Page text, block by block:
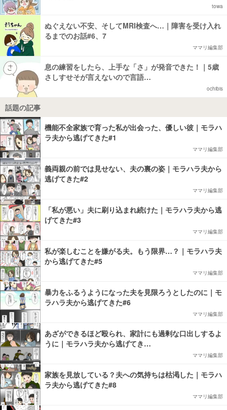
towa
ぬぐえない不安、そしてMRI検査へ…｜障害を受け入れ
るまでのお話#6、7
ママリ編集部
息の練習をしたら、上手な「さ」が発音できた！｜5歳
さしすせそが言えないので言語…
ochibis
話題の記事
機能不全家族で育った私が出会った、優しい彼｜モラハ
ラ夫から逃げてきた#1
ママリ編集部
義両親の前では見せない、夫の裏の姿｜モラハラ夫から
逃げてきた#2
ママリ編集部
「私が悪い」夫に刷り込まれ続けた｜モラハラ夫から逃
げてきた#3
ママリ編集部
私が楽しむことを嫌がる夫。もう限界…？｜モラハラ夫
から逃げてきた#5
ママリ編集部
暴力をふるうようになった夫を見限ろうとしたのに｜モ
ラハラ夫から逃げてきた#6
ママリ編集部
あざができるほど殴られ、家計にも過剰な口出しするよ
うに｜モラハラ夫から逃げてき…
ママリ編集部
家族を見放している？夫への気持ちは枯渇した｜モラハ
ラ夫から逃げてきた#8
ママリ編集部